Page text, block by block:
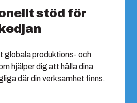
stöd för
globala produktions- och
hjälper dig att hålla dina
där din verksamhet finns.